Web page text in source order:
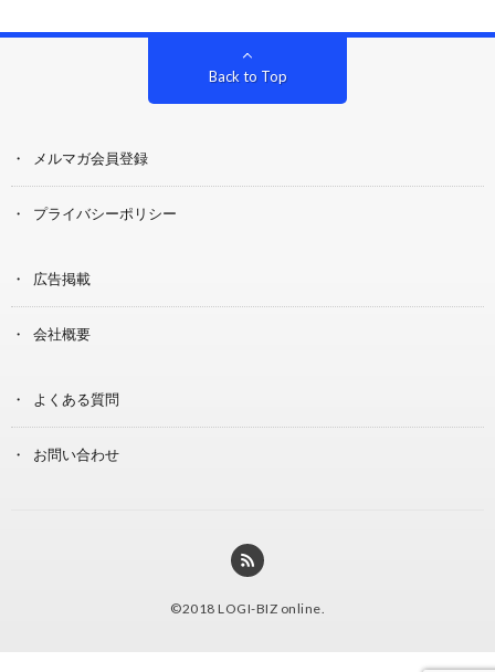
Back to Top
メルマガ会員登録
プライバシーポリシー
広告掲載
会社概要
よくある質問
お問い合わせ
©2018 LOGI-BIZ online.